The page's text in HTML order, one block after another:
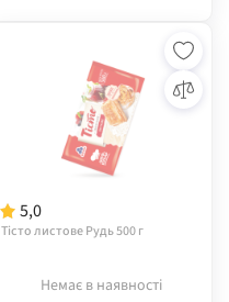
5,0
Тісто листове Рудь 500 г
Немає в наявності